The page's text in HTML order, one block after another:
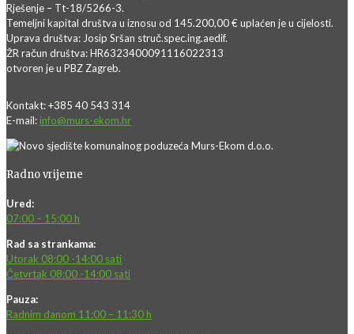
Rješenje – Tt-18/5266-3.
Temeljni kapital društva u iznosu od 145.200,00 € uplaćen je u cijelosti.
Uprava društva: Josip Sršan struč.spec.ing.aedif.
ŽR račun društva: HR6323400091116022313
otvoren je u PBZ Zagreb.
Kontakt: +385 40 543 314
E-mail: info@murs-ekom.hr
Radno vrijeme
Ured:
07:00 – 15:00 h
Rad sa strankama:
Utorak 08:00 -14:00 sati
Četvrtak 08:00 -14:00 sati
Pauza:
Radnim danom 11:00 – 11:30 h